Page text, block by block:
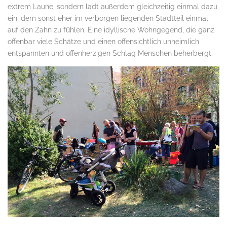
extrem Laune, sondern lädt außerdem gleichzeitig einmal dazu
ein, dem sonst eher im verborgen liegenden Stadtteil einmal
auf den Zahn zu fühlen. Eine idyllische Wohngegend, die ganz
offenbar viele Schätze und einen offensichtlich unheimlich
entspannten und offenherzigen Schlag Menschen beherbergt.